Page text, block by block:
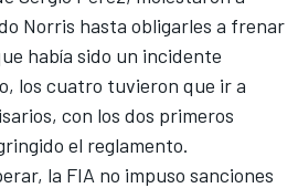
Norris hasta obligarles a frenar
había sido un incidente
los cuatro tuvieron que ir a
con los dos primeros
el reglamento.
la FIA no impuso sanciones